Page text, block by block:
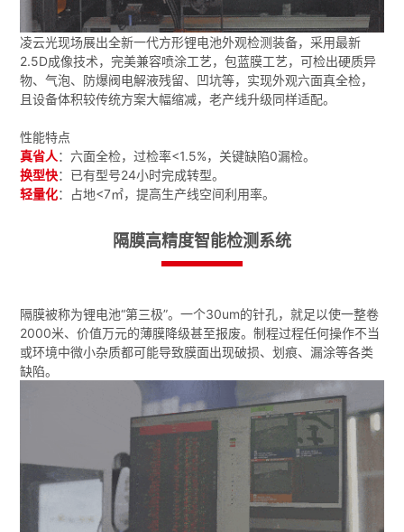
凌云光现场展出全新一代方形锂电池外观检测装备，采用最新
2.5D成像技术，完美兼容喷涂工艺，包蓝膜工艺，可检出硬质异
物、气泡、防爆阀电解液残留、凹坑等，实现外观六面真全检，
且设备体积较传统方案大幅缩减，老产线升级同样适配。
性能特点
真省人：六面全检，过检率<1.5%，关键缺陷0漏检。
换型快：已有型号24小时完成转型。
轻量化：占地<7㎡，提高生产线空间利用率。
隔膜高精度智能检测系统
隔膜被称为锂电池“第三极”。一个30um的针孔，就足以使一整卷
2000米、价值万元的薄膜降级甚至报废。制程过程任何操作不当
或环境中微小杂质都可能导致膜面出现破损、划痕、漏涂等各类
缺陷。